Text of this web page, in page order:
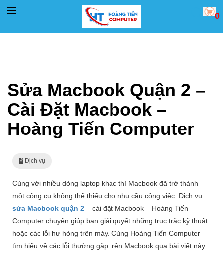
0
Sửa Macbook Quận 2 –
Cài Đặt Macbook –
Hoàng Tiến Computer
Dịch vụ
Cùng với nhiều dòng laptop khác thì Macbook đã trở thành
một công cụ không thể thiếu cho nhu cầu công việc. Dịch vụ
sửa Macbook quận 2 – cài đặt Macbook – Hoàng Tiến
Computer chuyên giúp bạn giải quyết những trục trặc kỹ thuật
hoặc các lỗi hư hỏng trên máy. Cùng Hoàng Tiến Computer
tìm hiểu về các lỗi thường gặp trên Macbook qua bài viết này